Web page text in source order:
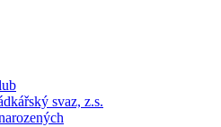
svaz, z.s.